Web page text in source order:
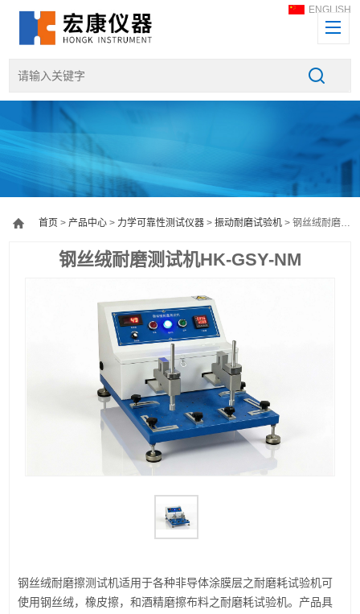
ENGLISH
首页 >产品中心 > 力学可靠性测试仪器 >振动耐磨试验机 > 钢丝绒耐磨测试机HK-GSY-NM
钢丝绒耐磨测试机HK-GSY-NM
钢丝绒耐磨擦测试机适用于各种非导体涂膜层之耐磨耗试验机可
使用钢丝绒，橡皮擦，和酒精磨擦布料之耐磨耗试验机。产品具